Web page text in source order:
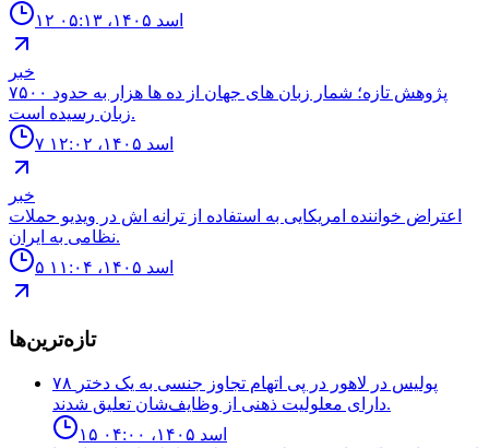
۱۲ اسد ۱۴۰۵، ۰۵:۱۳
خبر
پژوهش تازه؛ شمار زبان هاى جهان از ده ها هزار به حدود ۷۵۰۰
زبان رسيده است.
۷ اسد ۱۴۰۵، ۱۲:۰۲
خبر
اعتراض خواننده امريكايى به استفاده از ترانه اش در ويديو حملات
نظامى به ايران.
۵ اسد ۱۴۰۵، ۱۱:۰۴
تازه‌ترین‌ها
۷۸ پولیس در لاهور در پی اتهام تجاوز جنسی به یک دختر
دارای معلولیت ذهنی از وظایف‌شان تعلیق شدند.
۱۵ اسد ۱۴۰۵، ۰۴:۰۰